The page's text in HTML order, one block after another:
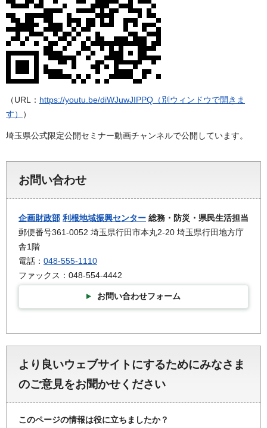
（URL： https://youtu.be/diWJuwJIPPQ（別ウィンドウで開きま
す）
）
埼玉県公式限定公開セミナー動画チャンネルで公開しています。
お問い合わせ
企画財政部 利根地域振興センター 総務・防災・県民生活担当
郵便番号361-0052 埼玉県行田市本丸2-20 埼玉県行田地方庁
舎1階
電話： 048-555-1110
ファックス：048-554-4442
お問い合わせフォーム
より良いウェブサイトにするためにみなさま
のご意見をお聞かせください
このページの情報は役に立ちましたか？